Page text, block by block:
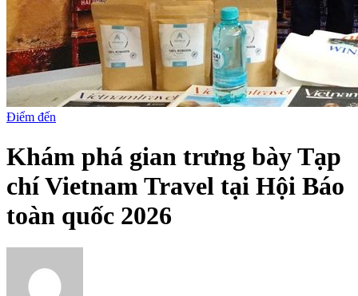
Điểm đến
Khám phá gian trưng bày Tạp
chí Vietnam Travel tại Hội Báo
toàn quốc 2026